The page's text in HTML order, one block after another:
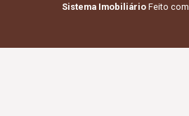
Sistema Imobiliário Feito com